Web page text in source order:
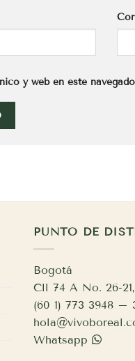
y web en este
PUNTO DE
Bogotá
Cll 74 A No. 26-
(60 1) 773 3948 –
Whatsapp